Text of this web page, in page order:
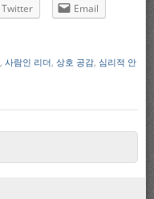
Twitter
Email
, 사람인 리더, 상호 공감, 심리적 안